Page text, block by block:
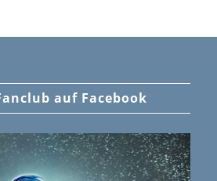
auf Facebook